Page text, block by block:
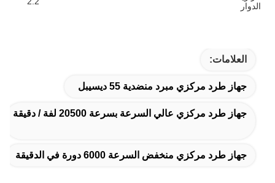
العلامات:
جهاز طرد مركزي مبرد منضدية 55 ديسيبل
جهاز طرد مركزي عالي السرعة بسرعة 20500 لفة / دقيقة
جهاز طرد مركزي منخفض السرعة 6000 دورة في الدقيقة